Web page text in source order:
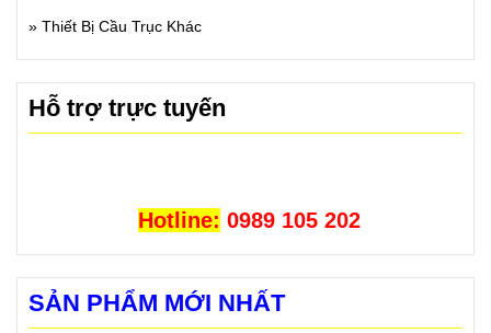
» Thiết Bị Cầu Trục Khác
Hỗ trợ trực tuyến
Hotline: 0989 105 202
SẢN PHẨM MỚI NHẤT